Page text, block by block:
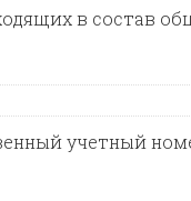
в состав
учетный